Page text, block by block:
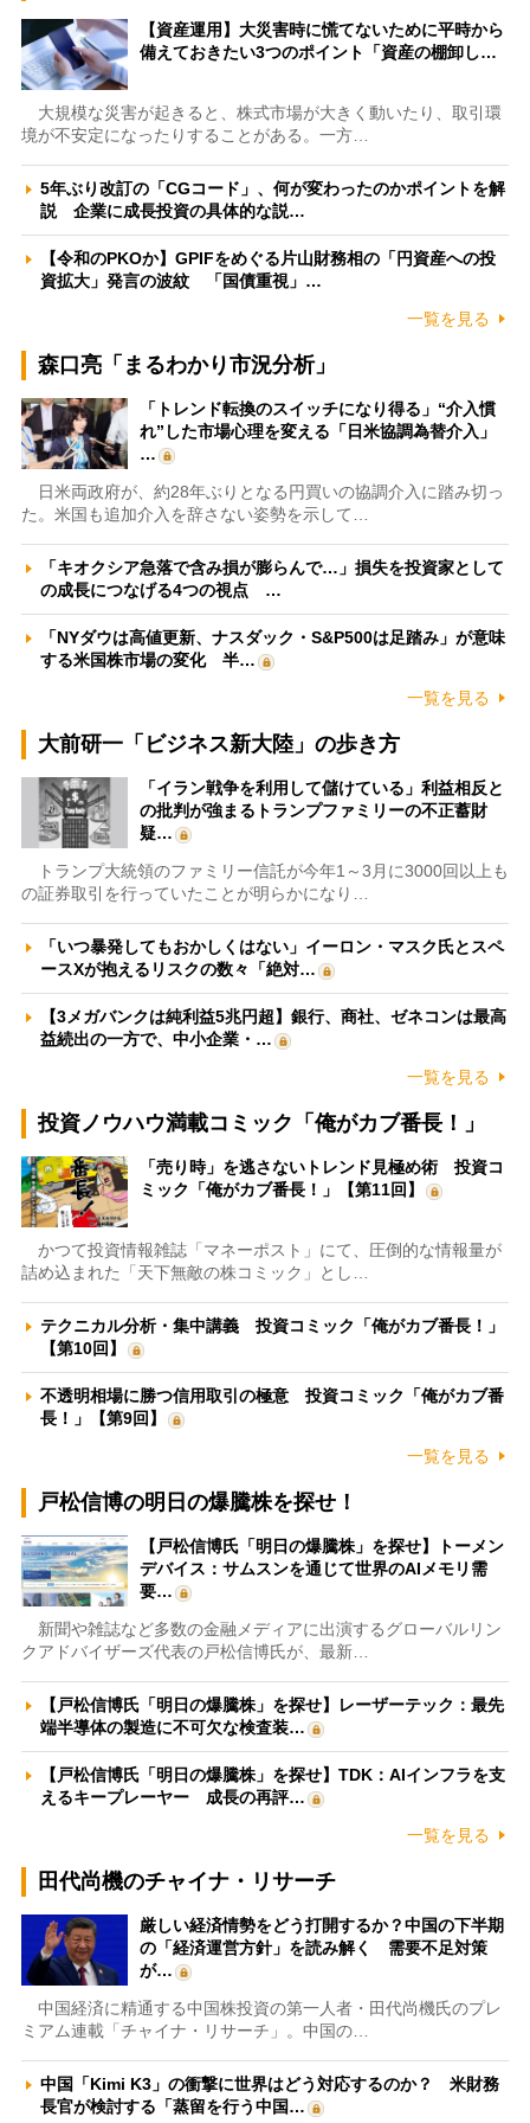
【資産運用】大災害時に慌てないために平時から
備えておきたい3つのポイント「資産の棚卸し…
大規模な災害が起きると、株式市場が大きく動いたり、取引環
境が不安定になったりすることがある。一方…
5年ぶり改訂の「CGコード」、何が変わったのかポイントを解
説 企業に成長投資の具体的な説…
【令和のPKOか】GPIFをめぐる片山財務相の「円資産への投
資拡大」発言の波紋 「国債重視」…
一覧を見る
森口亮「まるわかり市況分析」
「トレンド転換のスイッチになり得る」“介入慣
れ”した市場心理を変える「日米協調為替介入」
…
日米両政府が、約28年ぶりとなる円買いの協調介入に踏み切っ
た。米国も追加介入を辞さない姿勢を示して…
「キオクシア急落で含み損が膨らんで…」損失を投資家として
の成長につなげる4つの視点 …
「NYダウは高値更新、ナスダック・S&P500は足踏み」が意味
する米国株市場の変化 半…
一覧を見る
大前研一「ビジネス新大陸」の歩き方
「イラン戦争を利用して儲けている」利益相反と
の批判が強まるトランプファミリーの不正蓄財
疑…
トランプ大統領のファミリー信託が今年1～3月に3000回以上も
の証券取引を行っていたことが明らかになり…
「いつ暴発してもおかしくはない」イーロン・マスク氏とスペ
ースXが抱えるリスクの数々「絶対…
【3メガバンクは純利益5兆円超】銀行、商社、ゼネコンは最高
益続出の一方で、中小企業・…
一覧を見る
投資ノウハウ満載コミック「俺がカブ番長！」
「売り時」を逃さないトレンド見極め術 投資コ
ミック「俺がカブ番長！」【第11回】
かつて投資情報雑誌「マネーポスト」にて、圧倒的な情報量が
詰め込まれた「天下無敵の株コミック」とし…
テクニカル分析・集中講義 投資コミック「俺がカブ番長！」
【第10回】
不透明相場に勝つ信用取引の極意 投資コミック「俺がカブ番
長！」【第9回】
一覧を見る
戸松信博の明日の爆騰株を探せ！
【戸松信博氏「明日の爆騰株」を探せ】トーメン
デバイス：サムスンを通じて世界のAIメモリ需
要…
新聞や雑誌など多数の金融メディアに出演するグローバルリン
クアドバイザーズ代表の戸松信博氏が、最新…
【戸松信博氏「明日の爆騰株」を探せ】レーザーテック：最先
端半導体の製造に不可欠な検査装…
【戸松信博氏「明日の爆騰株」を探せ】TDK：AIインフラを支
えるキープレーヤー 成長の再評…
一覧を見る
田代尚機のチャイナ・リサーチ
厳しい経済情勢をどう打開するか？中国の下半期
の「経済運営方針」を読み解く 需要不足対策
が…
中国経済に精通する中国株投資の第一人者・田代尚機氏のプレ
ミアム連載「チャイナ・リサーチ」。中国の…
中国「Kimi K3」の衝撃に世界はどう対応するのか？ 米財務
長官が検討する「蒸留を行う中国…